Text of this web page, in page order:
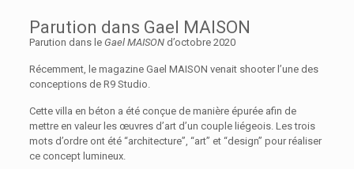
Parution dans Gael MAISON
Parution dans le Gael MAISONd’octobre 2020
Récemment, le magazine Gael MAISON venait shooter l’une des
conceptions de R9 Studio.
Cette villa en béton a été conçue de manière épurée afin de
mettre en valeur les œuvres d’art d’un couple liégeois. Les trois
mots d’ordre ont été “architecture”, “art” et “design” pour réaliser
ce concept lumineux.